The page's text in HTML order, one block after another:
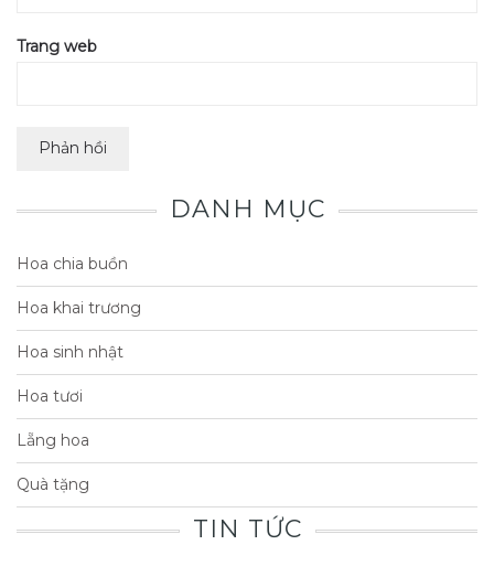
Trang web
DANH MỤC
Hoa chia buồn
Hoa khai trương
Hoa sinh nhật
Hoa tươi
Lẵng hoa
Quà tặng
TIN TỨC